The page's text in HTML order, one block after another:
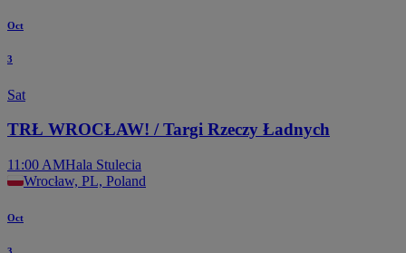
Oct
3
Sat
TRŁ WROCŁAW! / Targi Rzeczy Ładnych
11:00 AMHala Stulecia
Wrocław, PL, Poland
Oct